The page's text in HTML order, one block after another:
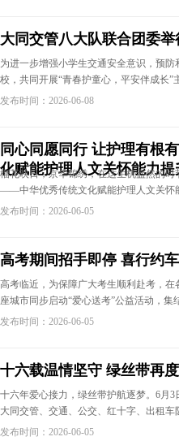
大同交管八大队联合团委
为进一步增强小学生交通安全意识，预
校，共同开展“青春护童心，平安伴成长”
发布时间：2026-06-08
同心同愿同行 让护理有根
化赋能护理人文关怀能力提
榴花映日，京华锦绣，在这生机盎然的
——中华优秀传统文化赋能护理人文关怀
发布时间：2026-06-05
高考期间招手即停 喜行约
高考临近，为保障广大考生顺利赴考，
座城市同步启动“爱心送考”公益活动，集
发布时间：2026-06-05
十六载温情坚守 绿丝带再
十六年爱心接力，绿丝带护航逐梦。6月
大同交管、交通、公交、红十字、出租车
发布时间：2026-06-05